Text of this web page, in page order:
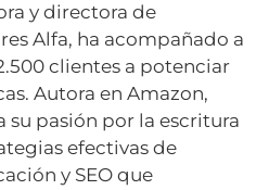
y directora de
Alfa, ha acompañado a
clientes a potenciar
Autora en Amazon,
su pasión por la escritura
efectivas de
y SEO que